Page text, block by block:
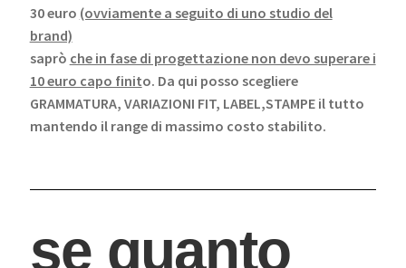
30 euro (ovviamente a seguito di uno studio del
brand)
saprò che in fase di progettazione non devo superare i
10 euro capo finito. Da qui posso scegliere
GRAMMATURA, VARIAZIONI FIT, LABEL,STAMPE il tutto
mantendo il range di massimo costo stabilito.
se quanto